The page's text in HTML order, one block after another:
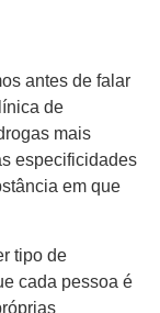
antes de falar
de
mais
especificidades
em que
tipo de
cada pessoa é